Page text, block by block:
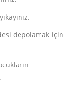
depolamak için